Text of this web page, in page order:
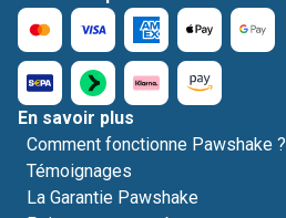
En savoir plus
Comment fonctionne Pawshake ?
Témoignages
La Garantie Pawshake